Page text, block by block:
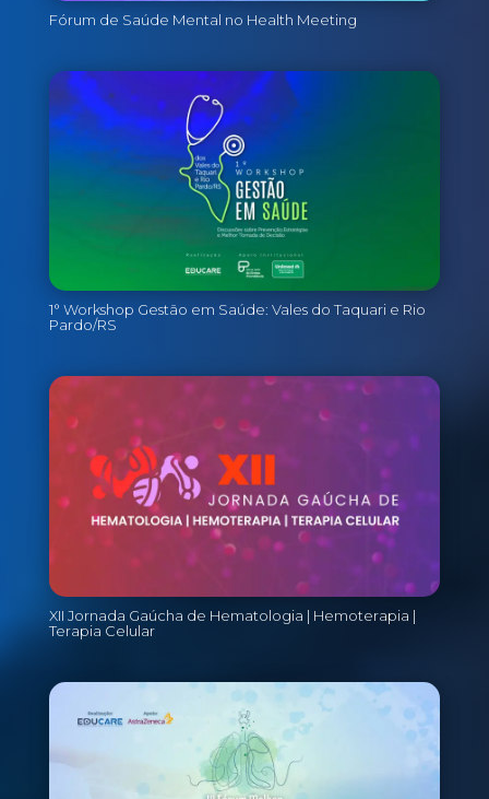
Fórum de Saúde Mental no Health Meeting
1° Workshop Gestão em Saúde: Vales do Taquari e Rio
Pardo/RS
XII Jornada Gaúcha de Hematologia | Hemoterapia |
Terapia Celular